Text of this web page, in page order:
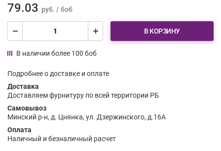
79.03 руб. / боб
В КОРЗИНУ
В наличии более 100 боб
Подробнее о доставке и оплате
Доставка
Доставляем фурнитуру по всей территории РБ
Самовывоз
Минский р-н, д. Цнянка, ул. Дзержинского, д.16А
Оплата
Наличный и безналичный расчет